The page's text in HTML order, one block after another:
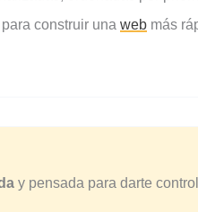
para construir una web más
y pensada para darte